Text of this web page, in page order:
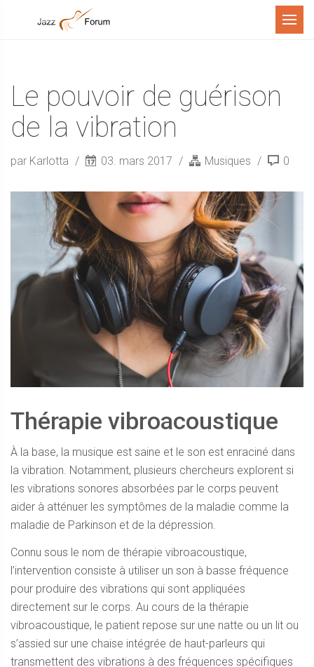
Menu
Le pouvoir de guérison
de la vibration
par Karlotta 03. mars 2017 Musiques 0
Thérapie vibroacoustique
À la base, la musique est saine et le son est enraciné dans
la vibration. Notamment, plusieurs chercheurs explorent si
les vibrations sonores absorbées par le corps peuvent
aider à atténuer les symptômes de la maladie comme la
maladie de Parkinson et de la dépression.
Connu sous le nom de thérapie vibroacoustique,
l’intervention consiste à utiliser un son à basse fréquence
pour produire des vibrations qui sont appliquées
directement sur le corps. Au cours de la thérapie
vibroacoustique, le patient repose sur une natte ou un lit ou
s’assied sur une chaise intégrée de haut-parleurs qui
transmettent des vibrations à des fréquences spécifiques